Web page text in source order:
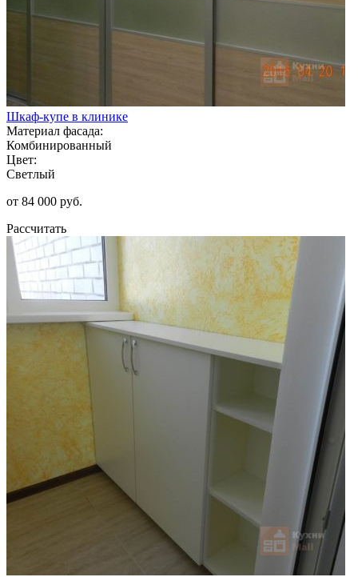
Шкаф-купе в клинике
Материал фасада:
Комбинированный
Цвет:
Светлый
от 84 000 руб.
Рассчитать